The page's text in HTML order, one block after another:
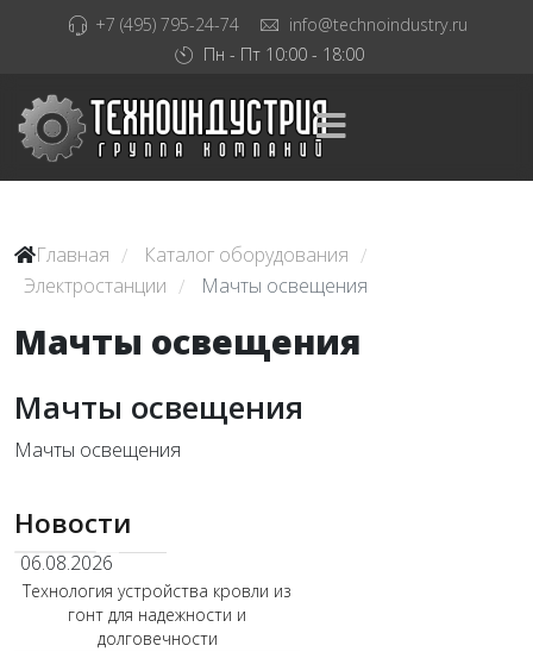
+7 (495) 795-24-74
info@technoindustry.ru
Пн - Пт 10:00 - 18:00
Главная / Каталог оборудования /
Электростанции / Мачты освещения
Мачты освещения
Мачты освещения
Мачты освещения
Новости
06.08.2026
Технология устройства кровли из
гонт для надежности и
долговечности